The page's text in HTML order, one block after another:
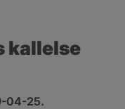
kallelse
04-25.